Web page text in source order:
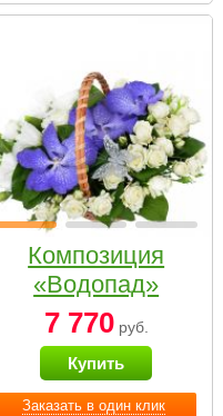
Заказать в один клик
Композиция
«Водопад»
7 770руб.
Купить